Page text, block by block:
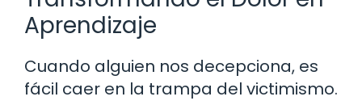
Aprendizaje
Cuando alguien nos decepciona, es
fácil caer en la trampa del victimismo.